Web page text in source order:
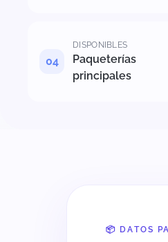
DISPONIBLES
Paqueterías
principales
📦 DATOS